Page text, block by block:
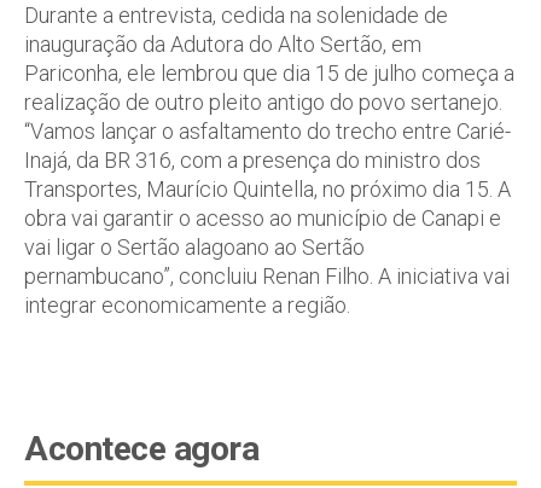
Durante a entrevista, cedida na solenidade de
inauguração da Adutora do Alto Sertão, em
Pariconha, ele lembrou que dia 15 de julho começa a
realização de outro pleito antigo do povo sertanejo.
“Vamos lançar o asfaltamento do trecho entre Carié-
Inajá, da BR 316, com a presença do ministro dos
Transportes, Maurício Quintella, no próximo dia 15. A
obra vai garantir o acesso ao município de Canapi e
vai ligar o Sertão alagoano ao Sertão
pernambucano”, concluiu Renan Filho. A iniciativa vai
integrar economicamente a região.
Acontece agora